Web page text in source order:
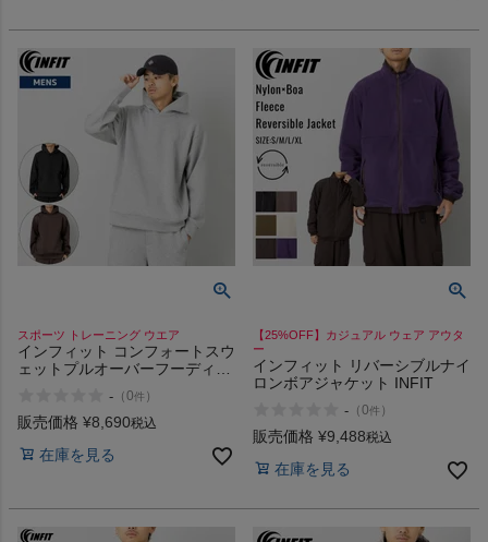
スポーツ トレーニング ウエア
インフィット コンフォートスウ
ェットプルオーバーフーディ
- （0件 ）
販売価格 ¥8,690税込
在庫を見る
【25%OFF】カジュアル ウェア アウタ
ー
インフィット リバーシブルナイ
ロンボアジャケット INFIT
- （0件 ）
販売価格 ¥9,488税込
在庫を見る